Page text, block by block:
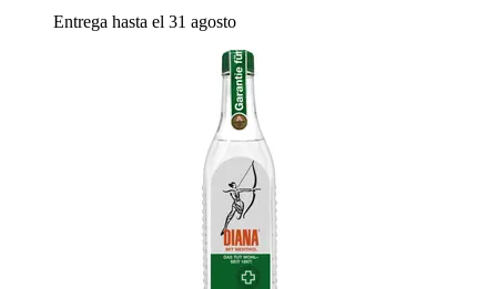
Entrega hasta el 31 agosto